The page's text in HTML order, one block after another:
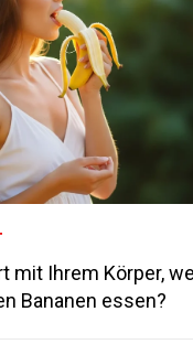
mit Ihrem Körper,
Bananen essen?